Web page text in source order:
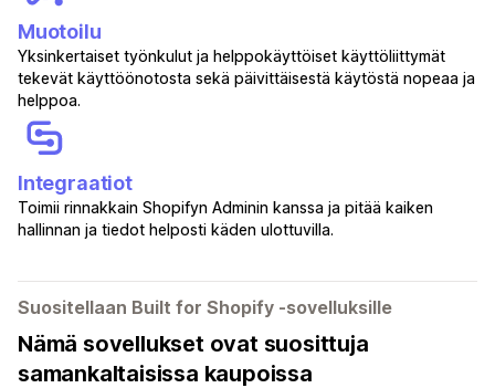
Muotoilu
Yksinkertaiset työnkulut ja helppokäyttöiset käyttöliittymät
tekevät käyttöönotosta sekä päivittäisestä käytöstä nopeaa ja
helppoa.
Integraatiot
Toimii rinnakkain Shopifyn Adminin kanssa ja pitää kaiken
hallinnan ja tiedot helposti käden ulottuvilla.
Suositellaan Built for Shopify ‑sovelluksille
Nämä sovellukset ovat suosittuja
samankaltaisissa kaupoissa